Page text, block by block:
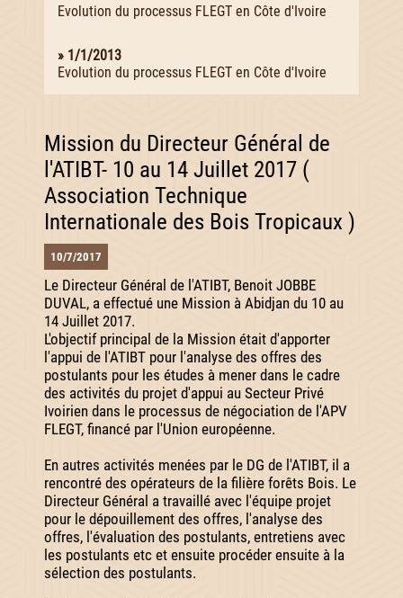
Evolution du processus FLEGT en Côte d'Ivoire
» 1/1/2013
Evolution du processus FLEGT en Côte d'Ivoire
Mission du Directeur Général de
l'ATIBT- 10 au 14 Juillet 2017 (
Association Technique
Internationale des Bois Tropicaux )
10/7/2017
Le Directeur Général de l'ATIBT, Benoit JOBBE
DUVAL, a effectué une Mission à Abidjan du 10 au
14 Juillet 2017.
L'objectif principal de la Mission était d'apporter
l'appui de l'ATIBT pour l'analyse des offres des
postulants pour les études à mener dans le cadre
des activités du projet d'appui au Secteur Privé
Ivoirien dans le processus de négociation de l'APV
FLEGT, financé par l'Union européenne.
En autres activités menées par le DG de l'ATIBT, il a
rencontré des opérateurs de la filière forêts Bois. Le
Directeur Général a travaillé avec l'équipe projet
pour le dépouillement des offres, l'analyse des
offres, l'évaluation des postulants, entretiens avec
les postulants etc et ensuite procéder ensuite à la
sélection des postulants.